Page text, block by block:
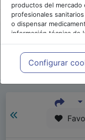
productos del mercado
profesionales
o dispensar
información técnica de
meramente
profesionales
cada caso concreto, el
necesidades del
Configurar
Repositorio de
28 Edición |